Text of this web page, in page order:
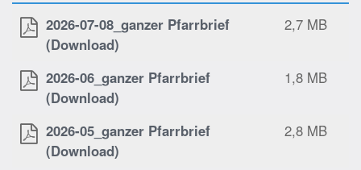
2026-07-08_ganzer Pfarrbrief
(Download)
2,7 MB
2026-06_ganzer Pfarrbrief
(Download)
1,8 MB
2026-05_ganzer Pfarrbrief
(Download)
2,8 MB